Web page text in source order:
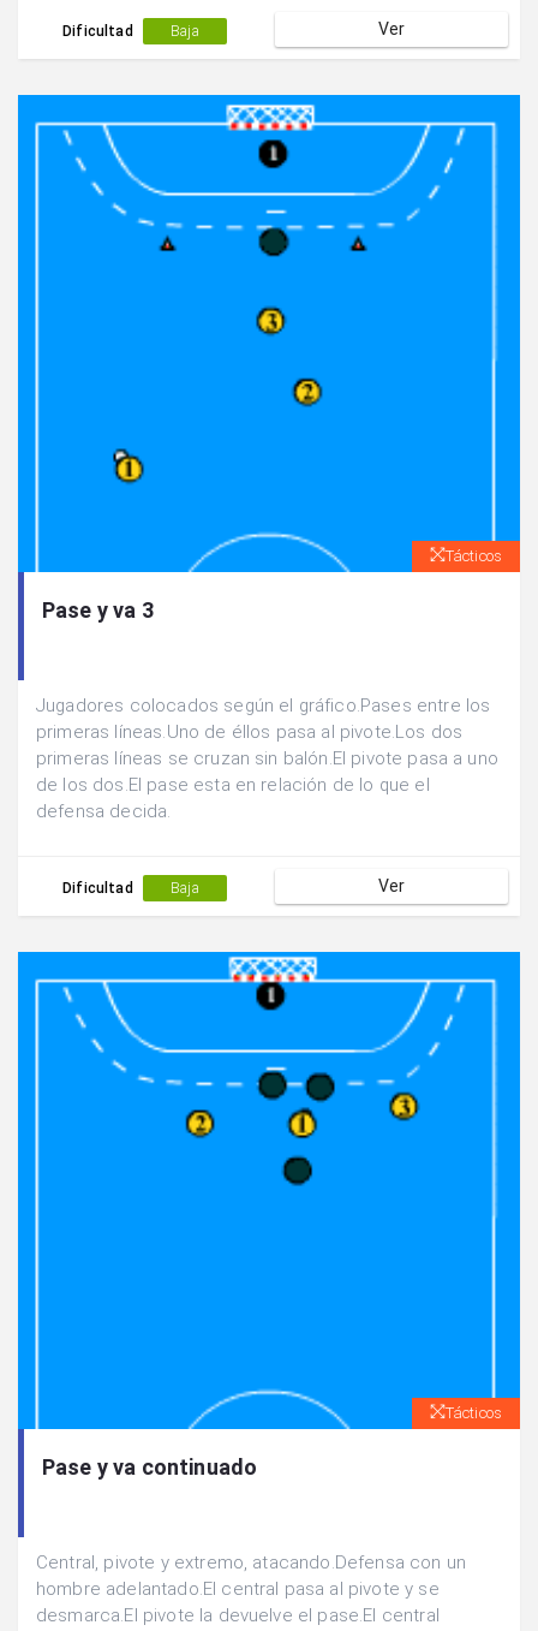
Dificultad Baja Ver
Tácticos
Pase y va 3
Jugadores colocados según el gráfico.Pases entre los
primeras líneas.Uno de éllos pasa al pivote.Los dos
primeras líneas se cruzan sin balón.El pivote pasa a uno
de los dos.El pase esta en relación de lo que el
defensa decida.
Dificultad Baja Ver
Tácticos
Pase y va continuado
Central, pivote y extremo, atacando.Defensa con un
hombre adelantado.El central pasa al pivote y se
desmarca.El pivote la devuelve el pase.El central